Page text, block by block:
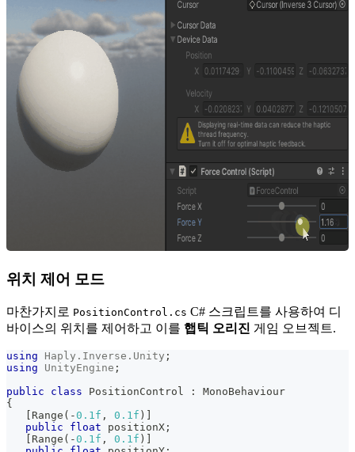
위치 제어 모드
마찬가지로 PositionControl.cs C# 스크립트를 사용하여 디
바이스의 위치를 제어하고 이를 햅틱 오리진 게임 오브젝트.
using Haply . Inverse . Unity ;
using
UnityEngine ;
public
class PositionControl :
MonoBehaviour
{
Range ( -0.1f , 0.1f )
public
float positionX ;
Range ( -0.1f , 0.1f )